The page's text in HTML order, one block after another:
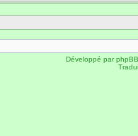
Développé parphpBB